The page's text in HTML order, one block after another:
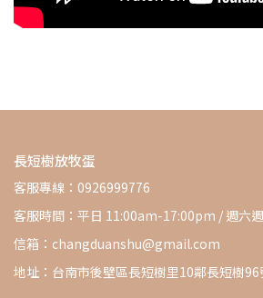
長短樹放牧蛋
客服專線：0926999776
客服時間：平日 11:00am-17:00pm / 週六
信箱：changduanshu@gmail.com
地址：台南市後壁區長短樹里10鄰長短樹96